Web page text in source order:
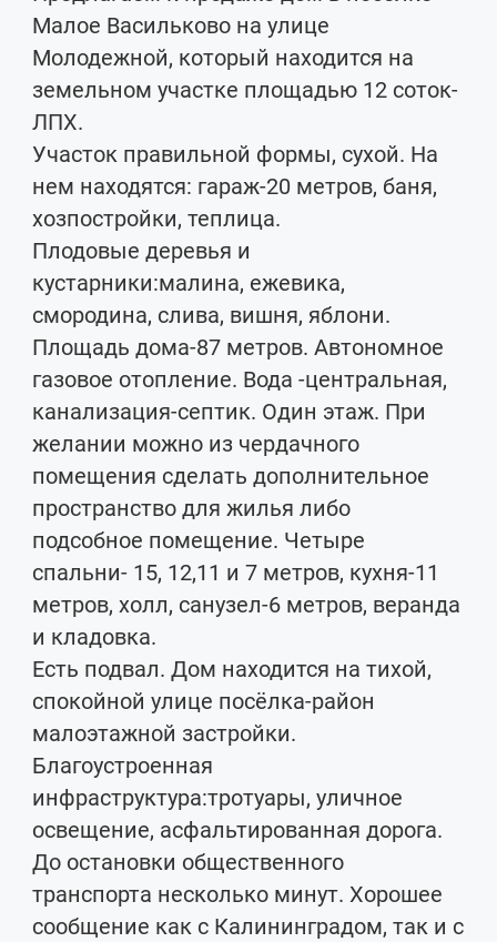
Малое Васильково на улице
Молодежной, который находится на
земельном участке площадью 12 соток-
ЛПХ.
Участок правильной формы, сухой. На
нем находятся: гараж-20 метров, баня,
хозпостройки, теплица.
Плодовые деревья и
кустарники:малина, ежевика,
смородина, слива, вишня, яблони.
Площадь дома-87 метров. Автономное
газовое отопление. Вода -центральная,
канализация-септик. Один этаж. При
желании можно из чердачного
помещения сделать дополнительное
пространство для жилья либо
подсобное помещение. Четыре
спальни- 15, 12,11 и 7 метров, кухня-11
метров, холл, санузел-6 метров, веранда
и кладовка.
Есть подвал. Дом находится на тихой,
спокойной улице посёлка-район
малоэтажной застройки.
Благоустроенная
инфраструктура:тротуары, уличное
освещение, асфальтированная дорога.
До остановки общественного
транспорта несколько минут. Хорошее
сообщение как с Калининградом, так и с